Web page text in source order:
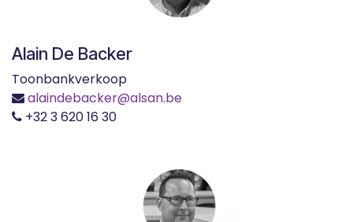
Alain De Backer
Toonbankverkoop
alaindebacker@alsan.be
+32 3 620 16 30